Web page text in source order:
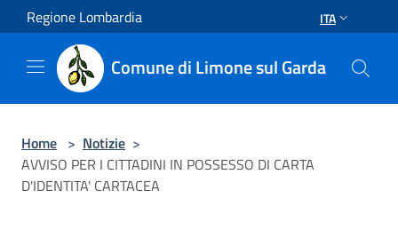
Salta al contenuto principale
Regione Lombardia ITA
Comune di Limone sul Garda
Home > Notizie >
AVVISO PER I CITTADINI IN POSSESSO DI CARTA
D'IDENTITA' CARTACEA